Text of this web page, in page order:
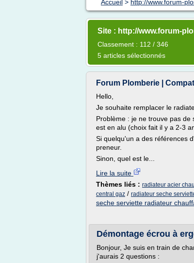
Accueil > http://www.forum-
Site : http://www.forum-
Classement : 112 / 346
5 articles sélectionnés
Forum Plomberie |
Hello,
Je souhaite remplacer le
Problème : je ne trouve pas
est en alu (choix fait il y a 2-3
Si quelqu'un a des références
preneur.
Sinon, quel est le...
Lire la suite
Thèmes liés : radiateur acier
central gaz / radiateur seche
seche serviette radiateur
Démontage écrou à
Bonjour, Je suis en train de
j'aurais 2 questions :